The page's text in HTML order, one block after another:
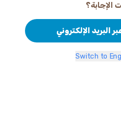
الإجابة؟
البريد الإلكتروني
Switch to